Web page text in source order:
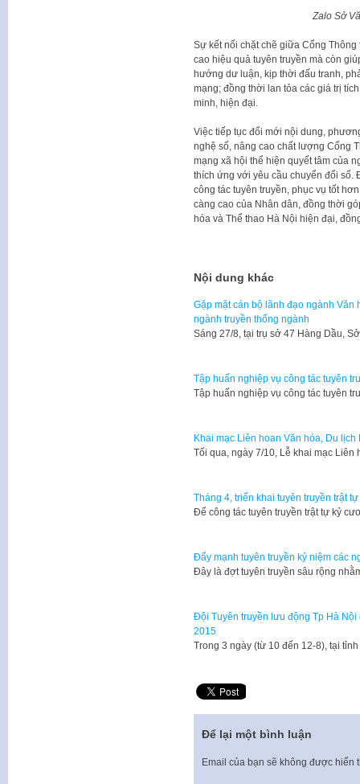
Zalo Sở
Sự kết nối chặt chẽ giữa Cổng
cao hiệu quả tuyên truyền mà còn
hướng dư luận, kịp thời đấu tranh,
mạng; đồng thời lan tỏa các giá trị
minh, hiện đại.
Việc tiếp tục đổi mới nội dung,
nghệ số, nâng cao chất lượng Cổng
mạng xã hội thể hiện quyết tâm của
thích ứng với yêu cầu chuyển đổi số.
công tác tuyên truyền, phục vụ tốt
càng cao của Nhân dân, đồng thời
hóa và Thể thao Hà Nội hiện đại,
Nội dung khác
Gặp mặt cán bộ lãnh đạo ngành Văn
ngành truyền thống ngành
Sáng 27/8, tại trụ sở 47 Hàng Dầu,
Tập huấn nghiệp vụ công tác tuyên
Tập huấn nghiệp vụ công tác tuyên
Khai mạc Liên hoan Văn hóa, Du
Tối qua, ngày 7/10, Lễ khai mạc
Tháng 4, triển khai tuyên truyền trật
​Để công tác tuyên truyền trật tự kỷ
Đẩy mạnh tuyên truyền kỷ niệm các
Đây là đợt tuyên truyền sâu rộng
Đội Tuyên truyền lưu động Tp Hà
2015
​Trong 3 ngày (từ 10 đến 12-8), tại
Để lại một bình luận
Email của bạn sẽ không được hiển